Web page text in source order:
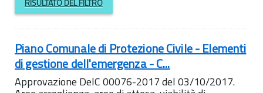
RISULTATO DEL FILTRO
Piano Comunale di Protezione Civile - Elementi
di gestione dell'emergenza - C...
Approvazione DelC 00076-2017 del 03/10/2017.